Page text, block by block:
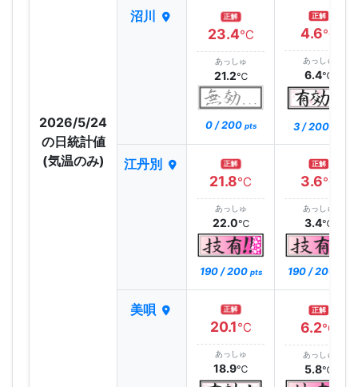
2026/5/24
の日統計値
(気温のみ)
沼川 正解
23.4℃
あっしゅ
21.2℃
0 / 200 pts
正解
4.6℃
あっしゅ
6.4℃
3 / 200
江丹別 正解
21.8℃
あっしゅ
22.0℃
190 / 200 pts
正解
3.6℃
あっしゅ
3.4℃
190 / 200
美唄 正解
20.1℃
あっしゅ
18.9℃
正解
6.2℃
あっしゅ
5.8℃